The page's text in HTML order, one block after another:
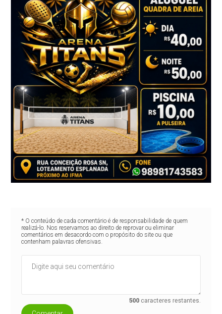
* O conteúdo de cada comentário é de responsabilidade de quem
realizá-lo. Nos reservamos ao direito de reprovar ou eliminar
comentários em desacordo com o propósito do site ou que
contenham palavras ofensivas.
500 caracteres restantes.